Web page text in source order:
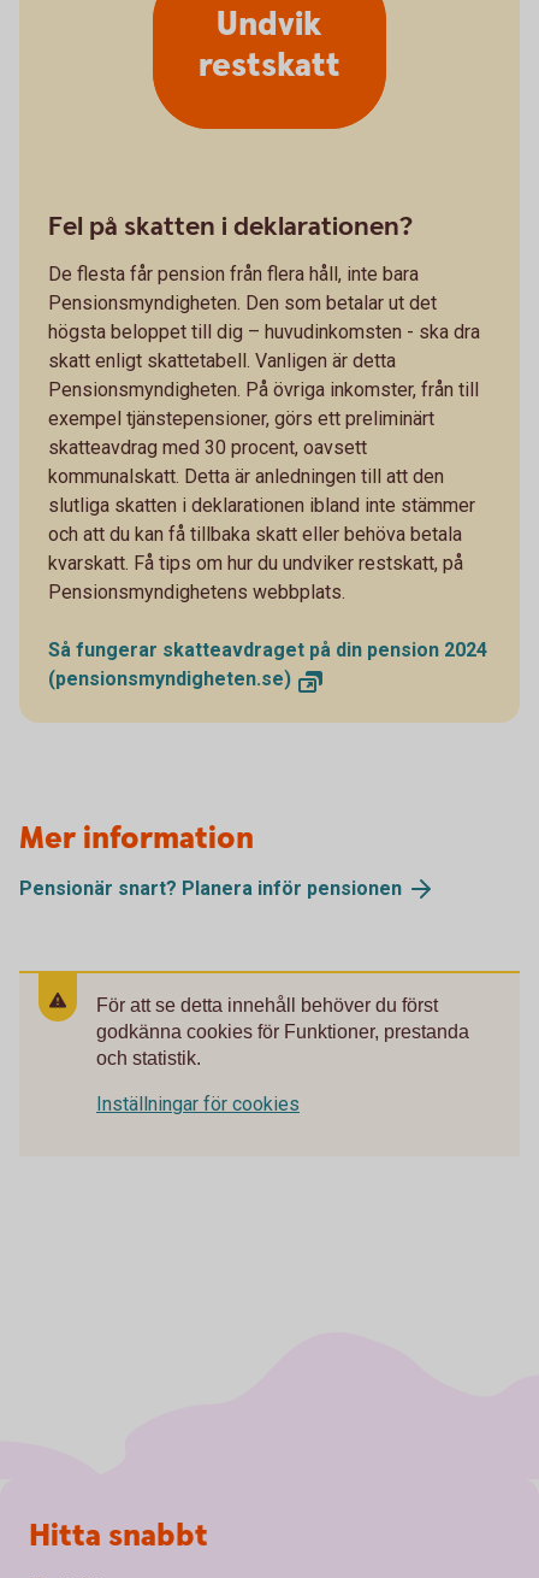
Undvik
restskatt
Fel på skatten i deklarationen?
De flesta får pension från flera håll, inte bara
Pensionsmyndigheten. Den som betalar ut det
högsta beloppet till dig – huvudinkomsten - ska dra
skatt enligt skattetabell. Vanligen är detta
Pensionsmyndigheten. På övriga inkomster, från till
exempel tjänstepensioner, görs ett preliminärt
skatteavdrag med 30 procent, oavsett
kommunalskatt. Detta är anledningen till att den
slutliga skatten i deklarationen ibland inte stämmer
och att du kan få tillbaka skatt eller behöva betala
kvarskatt. Få tips om hur du undviker restskatt, på
Pensionsmyndighetens webbplats.
Så fungerar skatteavdraget på din pension 2024
(pensionsmyndigheten.se)
Mer information
Pensionär snart? Planera inför pensionen
För att se detta innehåll behöver du först
godkänna cookies för Funktioner, prestanda
och statistik.
Inställningar för cookies
Sidfot
Hitta snabbt